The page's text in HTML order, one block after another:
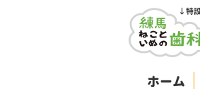
↓特
ホーム